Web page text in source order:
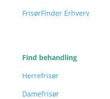
FrisørFinder Erhverv
Find behandling
Herrefrisør
Damefrisør